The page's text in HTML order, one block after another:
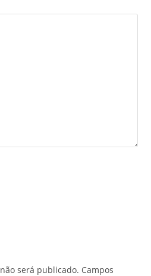
será publicado. Campos